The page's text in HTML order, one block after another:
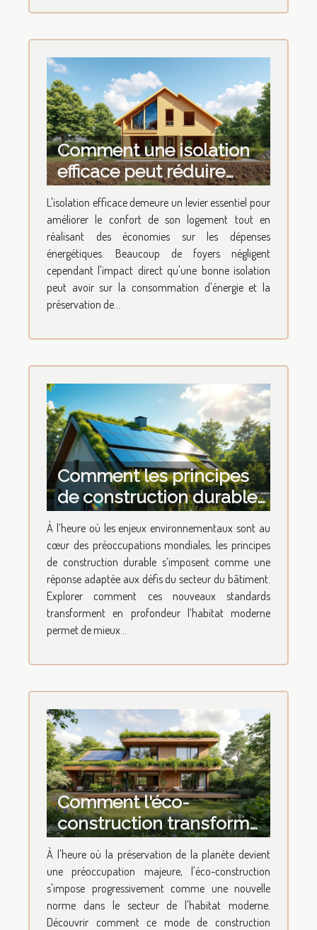
Comment une isolation
efficace peut réduire
votre facture
énergétique ?
L'isolation efficace demeure un levier essentiel pour
améliorer le confort de son logement tout en
réalisant des économies sur les dépenses
énergétiques. Beaucoup de foyers négligent
cependant l'impact direct qu'une bonne isolation
peut avoir sur la consommation d'énergie et la
préservation de...
Comment les principes
de construction durable
transforment-ils l'habitat
moderne ?
À l’heure où les enjeux environnementaux sont au
cœur des préoccupations mondiales, les principes
de construction durable s’imposent comme une
réponse adaptée aux défis du secteur du bâtiment.
Explorer comment ces nouveaux standards
transforment en profondeur l’habitat moderne
permet de mieux...
Comment l'éco-
construction transforme-
t-elle l'habitat moderne ?
À l'heure où la préservation de la planète devient
une préoccupation majeure, l'éco-construction
s'impose progressivement comme une nouvelle
norme dans le secteur de l'habitat moderne.
Découvrir comment ce mode de construction